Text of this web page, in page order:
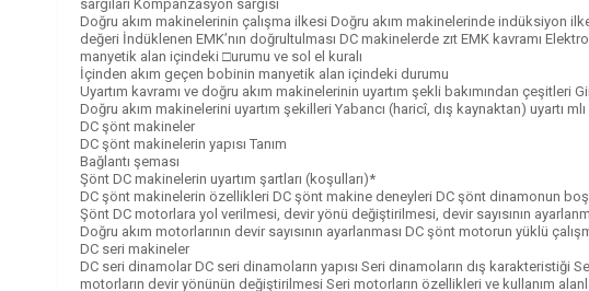
sargıları Kompanzasyon sargısı
Doğru akım makinelerinin çalışma ilkesi Doğru akım makinelerinde indüksiyon
değeri İndüklenen EMK’nın doğrultulması DC makinelerde zıt EMK kavramı
manyetik alan içindeki □urumu ve sol el kuralı
İçinden akım geçen bobinin manyetik alan içindeki durumu
Uyartım kavramı ve doğru akım makinelerinin uyartım şekli bakımından çeşitleri
Doğru akım makinelerini uyartım şekilleri Yabancı (haricî, dış kaynaktan) uyartı
DC şönt makineler
DC şönt makinelerin yapısı Tanım
Bağlantı şeması
Şönt DC makinelerin uyartım şartları (koşulları)*
DC şönt makinelerin özellikleri DC şönt makine deneyleri DC şönt dinamonun
Şönt DC motorlara yol verilmesi, devir yönü değiştirilmesi, devir sayısının
Doğru akım motorlarının devir sayısının ayarlanması DC şönt motorun yüklü
DC seri makineler
DC seri dinamolar DC seri dinamoların yapısı Seri dinamoların dış karakteristiği
motorların devir yönünün değiştirilmesi Seri motorların özellikleri ve kullanım